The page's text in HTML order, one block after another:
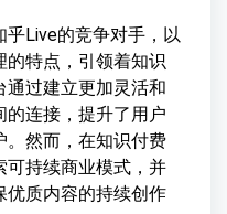
Live的竞争对手，以
的特点，引领着知识
通过建立更加灵活和
的连接，提升了用户
。然而，在知识付费
可持续商业模式，并
优质内容的持续创作